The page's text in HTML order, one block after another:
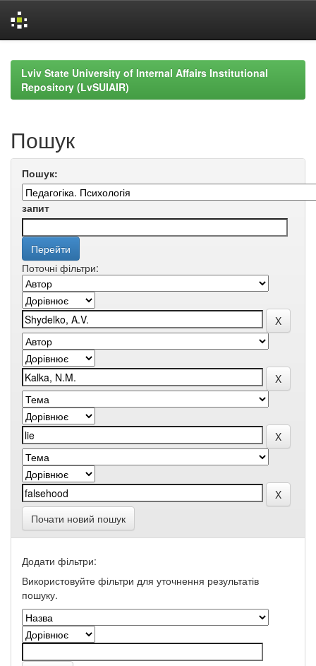
navigationLviv State University of Internal Affairs Institutional
Repository (LvSUIAIR)
Пошук
Пошук:
запит
Поточні фільтри:
Почати новий пошук
Додати фільтри:
Використовуйте фільтри для уточнення результатів
пошуку.